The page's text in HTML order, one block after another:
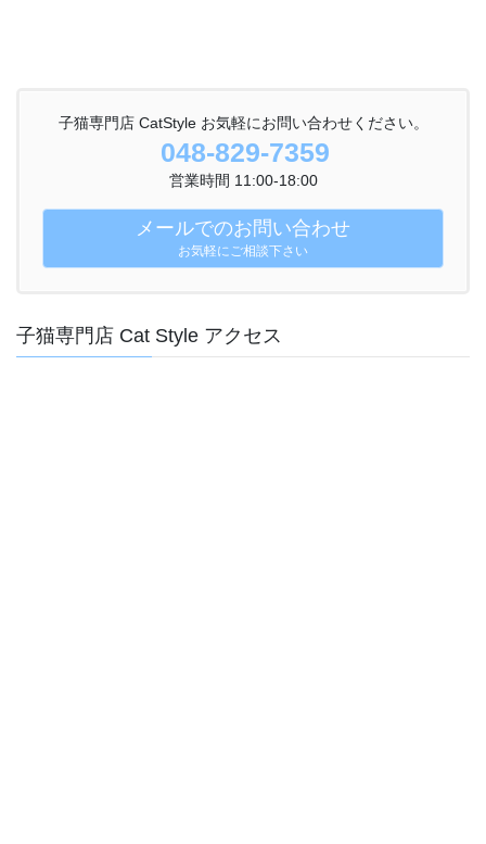
子猫専門店 CatStyle お気軽にお問い合わせください。
048-829-7359
営業時間 11:00-18:00
メールでのお問い合わせ
お気軽にご相談下さい
子猫専門店 Cat Style アクセス